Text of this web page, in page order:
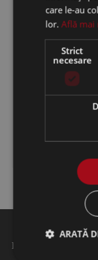
Feronerie
Feronerie
Broaste termopan
Balamale
Feronerie usi metalice
care le-au
lor.Află mai
Strict
necesare
ARATĂ